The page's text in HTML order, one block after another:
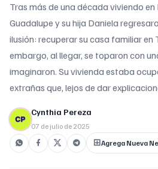
Tras más de una década viviendo
Guadalupe y su hija Daniela
ilusión: recuperar su casa familiar en
embargo, al llegar, se toparon con
imaginaron. Su vivienda estaba
extrañas que, lejos de dar
Cynthia Pereza
07 de julio de 2025
Agrega Nueva